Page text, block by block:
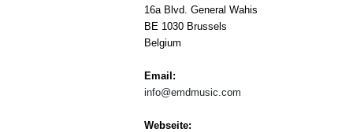
16a Blvd. General Wahis
BE 1030 Brussels
Belgium
Email:
info@emdmusic.com
Webseite: